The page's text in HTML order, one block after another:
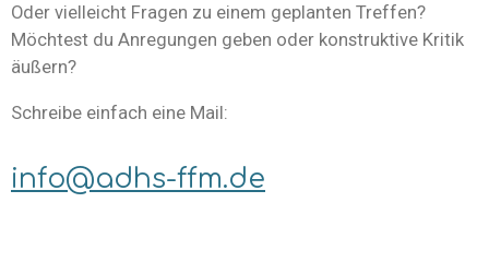
Oder vielleicht Fragen zu einem geplanten Treffen?
Möchtest du Anregungen geben oder konstruktive Kritik
äußern?
Schreibe einfach eine Mail:
info@adhs-ffm.de